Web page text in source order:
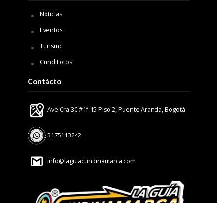
Noticias
Eventos
Turismo
CundiFotos
Contácto
Ave Cra 30 #1f-15 Piso 2, Puente Aranda, Bogotá
3175113242
info@laguiacundinamarca.com